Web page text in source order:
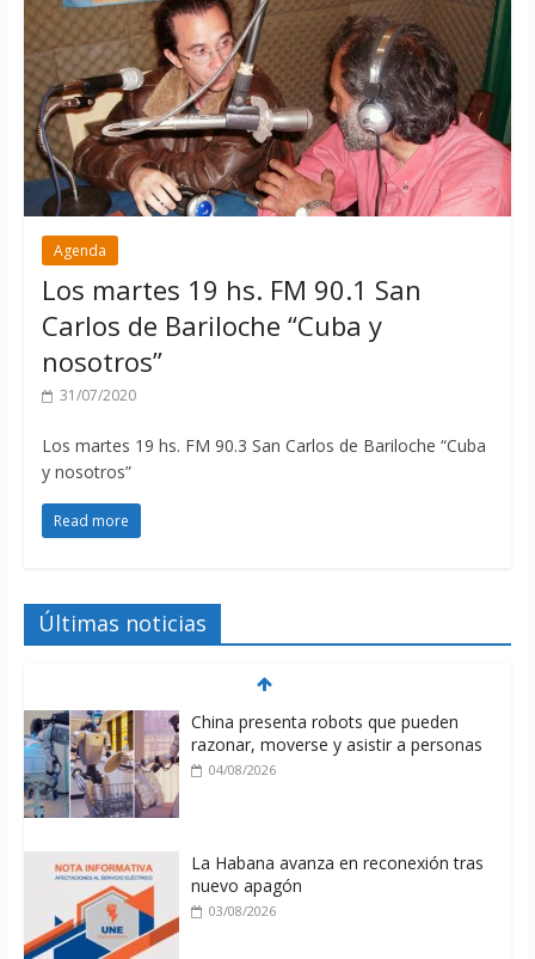
Agenda
Los martes 19 hs. FM 90.1 San
Carlos de Bariloche “Cuba y
nosotros”
31/07/2020
Los martes 19 hs. FM 90.3 San Carlos de Bariloche “Cuba
y nosotros”
Read more
Últimas noticias
China presenta robots que pueden
razonar, moverse y asistir a personas
04/08/2026
La Habana avanza en reconexión tras
nuevo apagón
03/08/2026